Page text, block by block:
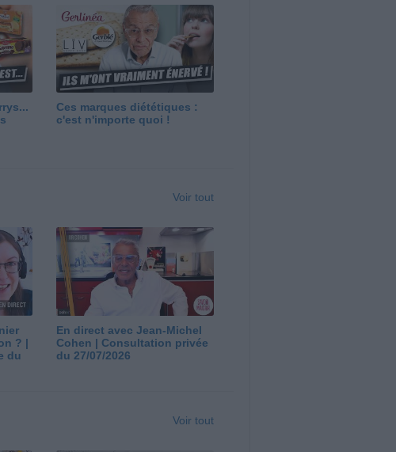
Ces marques diététiques :
c'est n'importe quoi !
Voir tout
? |
du
En direct avec Jean-Michel
Cohen | Consultation privée
du 27/07/2026
Voir tout